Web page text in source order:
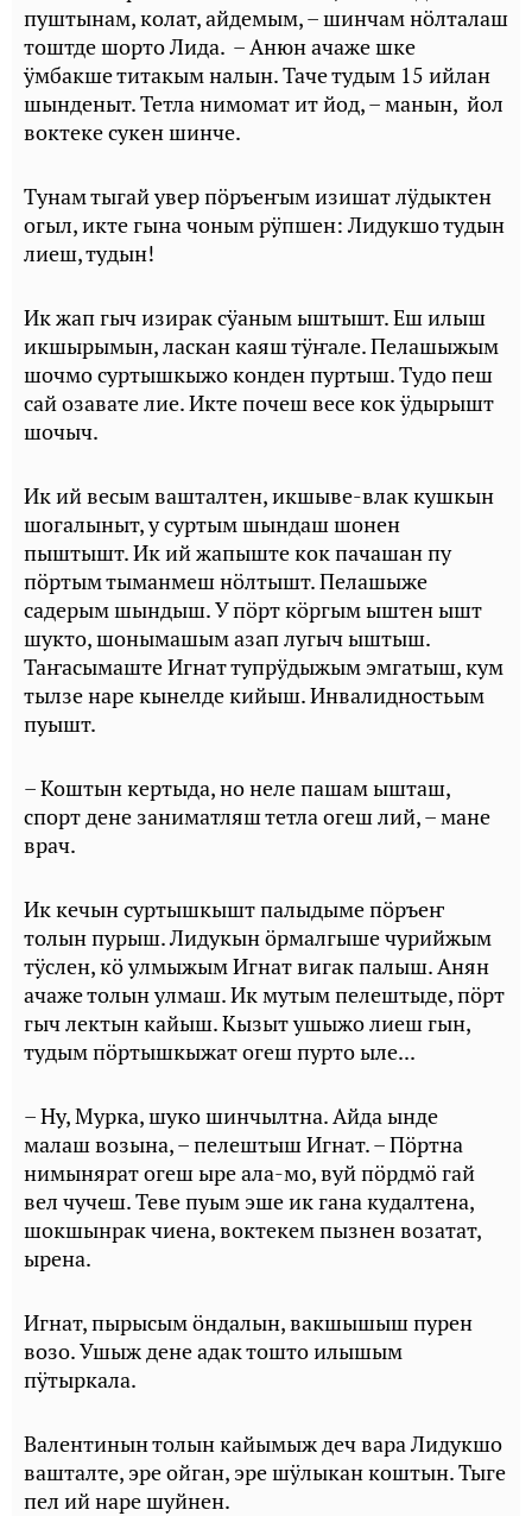
пуштынам, колат, айдемым, – шинчам нӧлталаш
тоштде шорто Лида. – Анюн ачаже шке
ӱмбакше титакым налын. Таче тудым 15 ийлан
шынденыт. Тетла нимомат ит йод, – манын, йол
воктеке сукен шинче.
Тунам тыгай увер пӧръеҥым изишат лӱдыктен
огыл, икте гына чоным рӱпшен: Лидукшо тудын
лиеш, тудын!
Ик жап гыч изирак сӱаным ыштышт. Еш илыш
икшырымын, ласкан каяш тӱҥале. Пелашыжым
шочмо суртышкыжо конден пуртыш. Тудо пеш
сай озавате лие. Икте почеш весе кок ӱдырышт
шочыч.
Ик ий весым вашталтен, икшыве-влак кушкын
шогалыныт, у суртым шындаш шонен
пыштышт. Ик ий жапыште кок пачашан пу
пӧртым тыманмеш нӧлтышт. Пелашыже
садерым шындыш. У пӧрт кӧргым ыштен ышт
шукто, шонымашым азап лугыч ыштыш.
Таҥасымаште Игнат тупрӱдыжым эмгатыш, кум
тылзе наре кынелде кийыш. Инвалидностьым
пуышт.
– Коштын кертыда, но неле пашам ышташ,
спорт дене заниматляш тетла огеш лий, – мане
врач.
Ик кечын суртышкышт палыдыме пӧръеҥ
толын пурыш. Лидукын ӧрмалгыше чурийжым
тӱслен, кӧ улмыжым Игнат вигак палыш. Анян
ачаже толын улмаш. Ик мутым пелештыде, пӧрт
гыч лектын кайыш. Кызыт ушыжо лиеш гын,
тудым пӧртышкыжат огеш пурто ыле...
– Ну, Мурка, шуко шинчылтна. Айда ынде
малаш возына, – пелештыш Игнат. – Пӧртна
нимынярат огеш ыре ала-мо, вуй пӧрдмӧ гай
вел чучеш. Теве пуым эше ик гана кудалтена,
шокшынрак чиена, воктекем пызнен возатат,
ырена.
Игнат, пырысым ӧндалын, вакшышыш пурен
возо. Ушыж дене адак тошто илышым
пӱтыркала.
Валентинын толын кайымыж деч вара Лидукшо
вашталте, эре ойган, эре шӱлыкан коштын. Тыге
пел ий наре шуйнен.